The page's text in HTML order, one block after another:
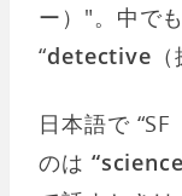
ー）"。中で
“detective
日本語で
のは